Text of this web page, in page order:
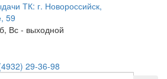
ТК: г. Новороссийск,
59
Вс - выходной
29-36-98